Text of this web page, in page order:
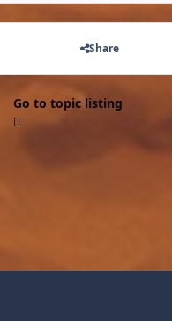
Share
Go to topic listing